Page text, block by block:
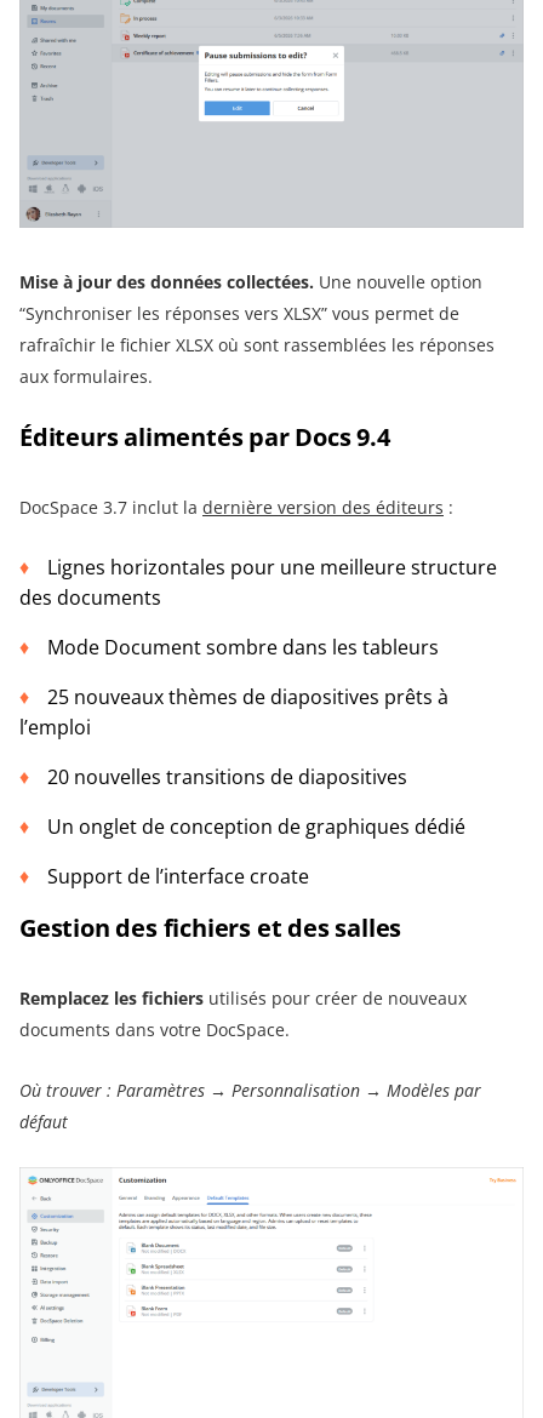
Mise à jour des données collectées. Une nouvelle option
“Synchroniser les réponses vers XLSX” vous permet de
rafraîchir le fichier XLSX où sont rassemblées les réponses
aux formulaires.
Éditeurs alimentés par Docs 9.4
DocSpace 3.7 inclut la dernière version des éditeurs :
Lignes horizontales pour une meilleure structure
des documents
Mode Document sombre dans les tableurs
25 nouveaux thèmes de diapositives prêts à
l’emploi
20 nouvelles transitions de diapositives
Un onglet de conception de graphiques dédié
Support de l’interface croate
Gestion des fichiers et des salles
Remplacez les fichiers utilisés pour créer de nouveaux
documents dans votre DocSpace.
Où trouver : Paramètres → Personnalisation → Modèles par
défaut